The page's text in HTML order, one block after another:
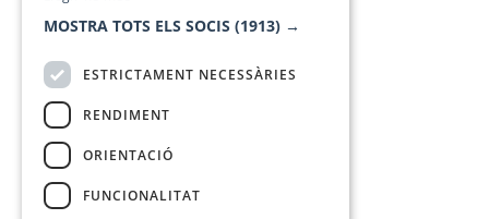
MOSTRA TOTS ELS SOCIS (1913) →
ESTRICTAMENT NECESSÀRIES
RENDIMENT
ORIENTACIÓ
FUNCIONALITAT